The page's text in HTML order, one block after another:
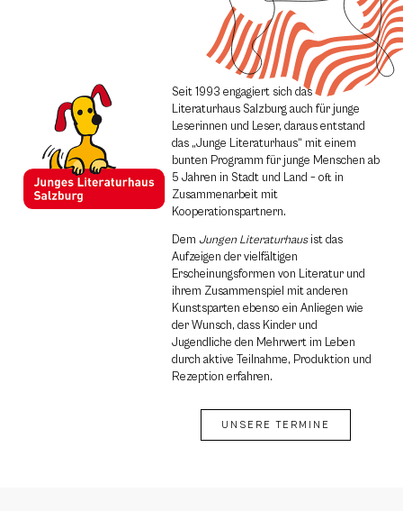
Seit 1993 engagiert sich das
Literaturhaus Salzburg auch für junge
Leserinnen und Leser, daraus entstand
das „Junge Literaturhaus“ mit einem
bunten Programm für junge Menschen ab
5 Jahren in Stadt und Land – oft in
Zusammenarbeit mit
Kooperationspartnern.
Dem Jungen Literaturhausist das
Aufzeigen der vielfältigen
Erscheinungsformen von Literatur und
ihrem Zusammenspiel mit anderen
Kunstsparten ebenso ein Anliegen wie
der Wunsch, dass Kinder und
Jugendliche den Mehrwert im Leben
durch aktive Teilnahme, Produktion und
Rezeption erfahren.
UNSERE TERMINE